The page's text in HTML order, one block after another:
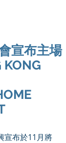
宣布主場
KONG
宣布於11月將